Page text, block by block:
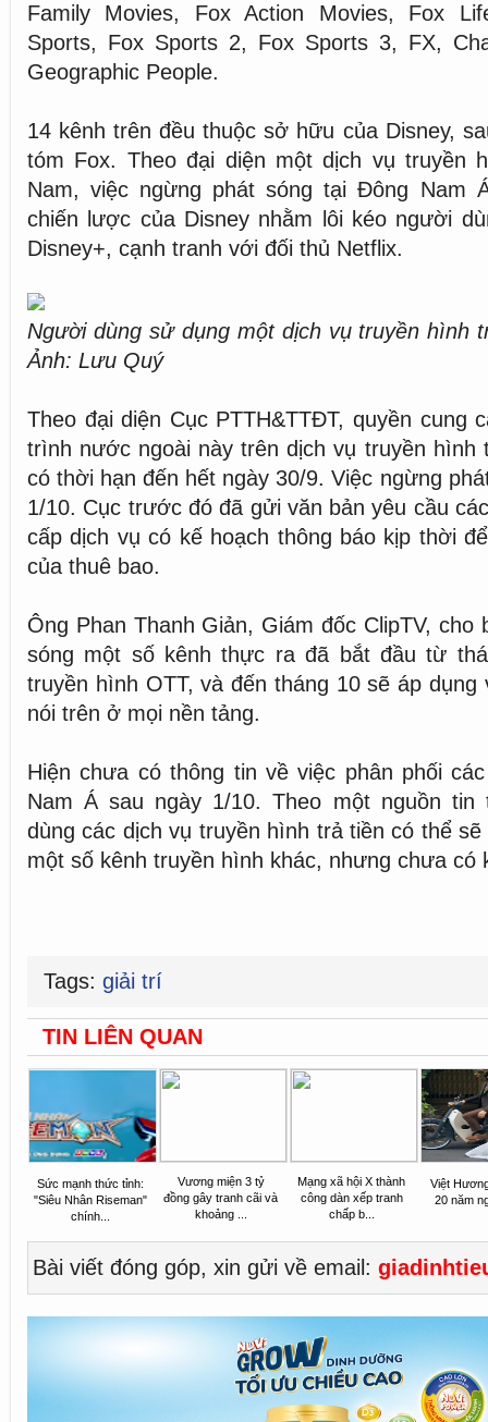
Family Movies, Fox Action Movies, Fox
Sports, Fox Sports 2, Fox Sports 3, FX,
Geographic People.
14 kênh trên đều thuộc sở hữu của Disney,
tóm Fox. Theo đại diện một dịch vụ truyền
Nam, việc ngừng phát sóng tại Đông Nam
chiến lược của Disney nhằm lôi kéo người
Disney+, cạnh tranh với đối thủ Netflix.
Người dùng sử dụng một dịch vụ truyền hình
Ảnh: Lưu Quý
Theo đại diện Cục PTTH&TTĐT, quyền cung
trình nước ngoài này trên dịch vụ truyền hình
có thời hạn đến hết ngày 30/9. Việc ngừng
1/10. Cục trước đó đã gửi văn bản yêu cầu
cấp dịch vụ có kế hoạch thông báo kịp thời
của thuê bao.
Ông Phan Thanh Giản, Giám đốc ClipTV, cho
sóng một số kênh thực ra đã bắt đầu từ
truyền hình OTT, và đến tháng 10 sẽ áp dụng
nói trên ở mọi nền tảng.
Hiện chưa có thông tin về việc phân phối
Nam Á sau ngày 1/10. Theo một nguồn tin
dùng các dịch vụ truyền hình trả tiền có thể
một số kênh truyền hình khác, nhưng chưa có
Tags: giải trí
TIN LIÊN QUAN
Sức mạnh thức tỉnh:
"Siêu Nhân Riseman"
chính...
Vương miện 3 tỷ
đồng gây tranh cãi và
khoảng ...
Mạng xã hội X thành
công dàn xếp tranh
chấp b...
Việt
20 năm
Bài viết đóng góp, xin gửi về email: